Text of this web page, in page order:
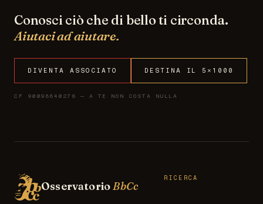
Conosci ciò che di bello ti circonda.
Aiutaci ad aiutare.
DIVENTA ASSOCIATO DESTINA IL 5×1000
CF 90098840276 — A TE NON COSTA NULLA
OsservatorioBbCc
RICERCA